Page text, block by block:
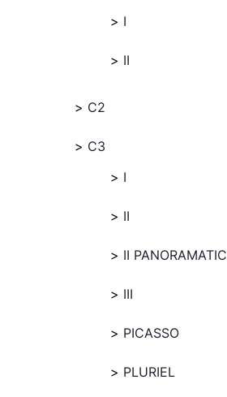
I
II
C2
C3
I
II
II PANORAMATIC
III
PICASSO
PLURIEL